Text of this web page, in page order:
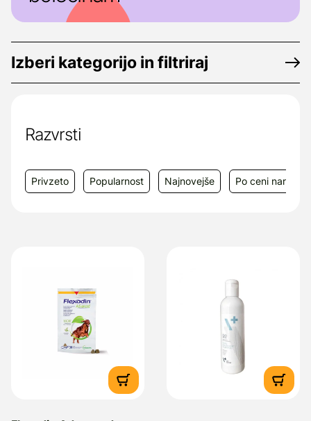
Izberi kategorijo in filtriraj
Razvrsti
Privzeto Popularnost Najnovejše Po ceni